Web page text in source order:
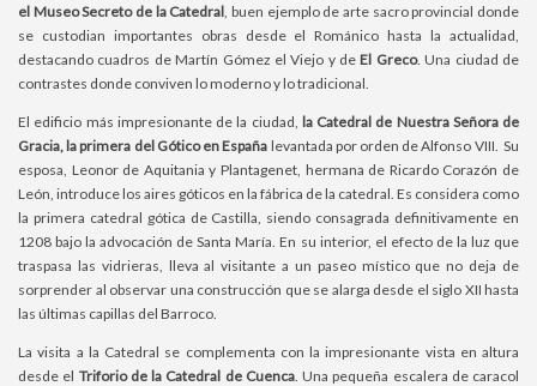
el Museo Secreto de la Catedral , buen ejemplo de arte sacro provincial donde
se custodian importantes obras desde el Románico hasta la actualidad,
destacando cuadros de Martín Gómez el Viejo y deEl Greco. Una ciudad de
contrastes donde conviven lo moderno y lo tradicional.
El edificio más impresionante de la ciudad, la Catedral de Nuestra Señora de
Gracia, la primera del Gótico en España levantada por orden de Alfonso VIII. Su
esposa, Leonor de Aquitania y Plantagenet, hermana de Ricardo Corazón de
León, introduce los aires góticos en la fábrica de la catedral. Es considera como
la primera catedral gótica de Castilla, siendo consagrada definitivamente en
1208 bajo la advocación de Santa María. En su interior, el efecto de la luz que
traspasa las vidrieras, lleva al visitante a un paseo místico que no deja de
sorprender al observar una construcción que se alarga desde el siglo XII hasta
las últimas capillas del Barroco.
La visita a la Catedral se complementa con la impresionante vista en altura
desde el Triforio de la Catedral de Cuenca. Una pequeña escalera de caracol